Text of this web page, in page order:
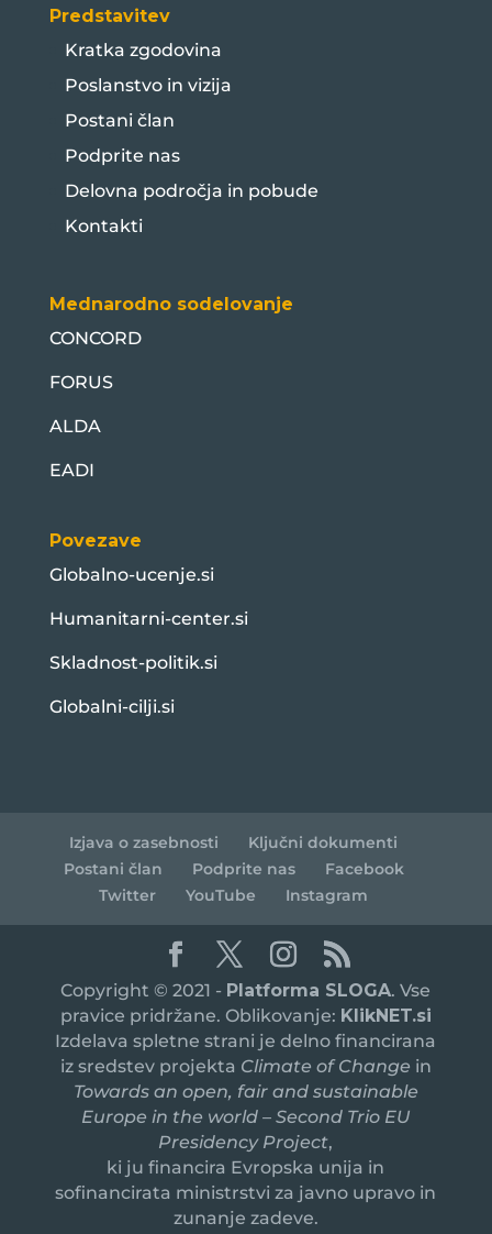
Predstavitev
Kratka zgodovina
Poslanstvo in vizija
Postani član
Podprite nas
Delovna področja in pobude
Kontakti
Mednarodno sodelovanje
CONCORD
FORUS
ALDA
EADI
Povezave
Globalno-ucenje.si
Humanitarni-center.si
Skladnost-politik.si
Globalni-cilji.si
Izjava o zasebnosti
Ključni dokumenti
Postani član
Podprite nas
Facebook
Twitter
YouTube Instagram
Copyright © 2021 - Platforma SLOGA. Vse
pravice pridržane. Oblikovanje: KlikNET.si
Izdelava spletne strani je delno financirana
iz sredstev projekta Climate of Change in
Towards an open, fair and sustainable
Europe in the world – Second Trio EU
Presidency Project,
ki ju financira Evropska unija in
sofinancirata ministrstvi za javno upravo in
zunanje zadeve.